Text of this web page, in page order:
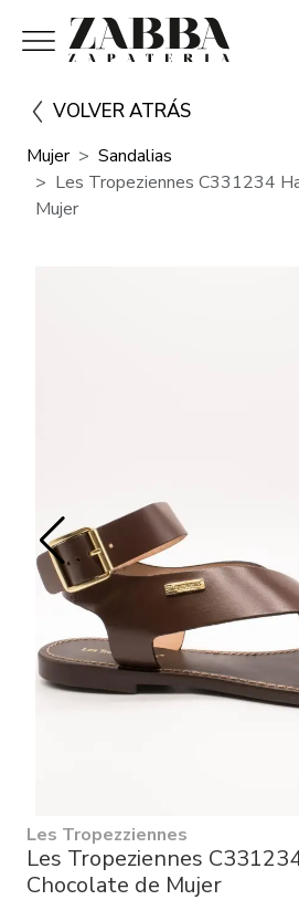
VOLVER ATRÁS
Mujer
Sandalias
Les Tropeziennes C331234
Mujer
Les Tropezziennes
Les Tropeziennes
Chocolate de Mujer